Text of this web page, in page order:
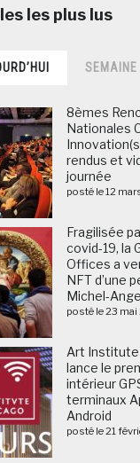
SEMAINE
8èmes
Nationales
rendus et
journée
posté le 12
Fragilisée
covid-19, la
Offices a
NFT d’une
Michel-Ange
posté le 23 mai
Art Institute
lance le
intérieur
terminaux
Android
posté le 21